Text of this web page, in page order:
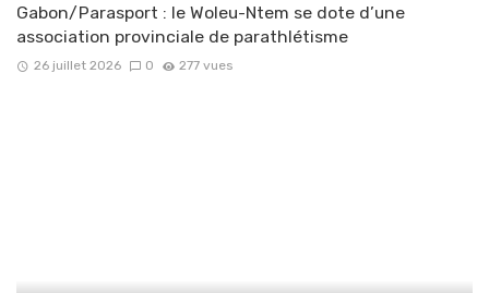
Gabon/Parasport : le Woleu-Ntem se dote d’une
association provinciale de parathlétisme
26 juillet 2026 0 277 vues